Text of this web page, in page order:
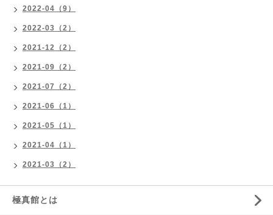
2022-04（9）
2022-03（2）
2021-12（2）
2021-09（2）
2021-07（2）
2021-06（1）
2021-05（1）
2021-04（1）
2021-03（2）
極真館とは